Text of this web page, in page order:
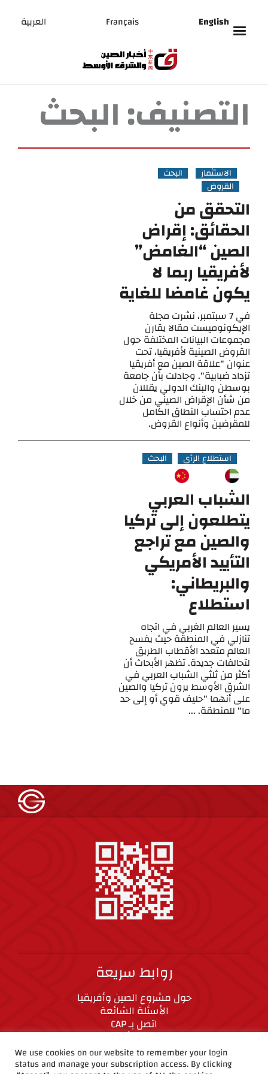
English
Français العربية
التصنيف:البحث
الاستثمار
البحث
القروض
التحقق من
الحقائق: إقراض
الصين “الغامض”
لأفريقيا ربما لا
يكون غامضا للغاية
في 7 سبتمبر، نشرت مجلة
الإيكونوميست مقالا يقارن
مجموعات البيانات المختلفة حول
القروض الصينية لأفريقيا، تحت
عنوان "علاقة الصين مع أفريقيا
تزداد ضبابية". وجادلت بأن جامعة
بوسطن والبنك الدولي يقللان
من شأن الإقراض الصيني من خلال
عدم احتساب النطاق الكامل
للمقرضين وأنواع القروض.
استطلاع الرأي البحث
الشباب العربي
يتطلعون إلى تركيا
والصين مع تراجع
التأييد الأمريكي
والبريطاني:
استطلاع
يسير العالم الغربي في اتجاه
تنازلي في المنطقة حيث يفسح
العالم متعدد الأقطاب الطريق
لتحالفات جديدة. تظهر الأبحاث أن
أكثر من ثلثي الشباب العربي في
الشرق الأوسط يرون تركيا والصين
على أنهما "حليف قوي أو إلى حد
ما" للمنطقة. ...
روابط سريعة
حول مشروع الصين وأفريقيا
الأسئلة الشائعة
اتصل بـ CAP
المعايير الأخلاقية
We use cookies on our website to remember your login
status and manage your subscription access. By clicking